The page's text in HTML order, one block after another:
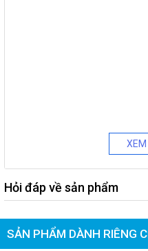
XEM
Hỏi đáp về sản phẩm
SẢN PHẨM DÀNH RIÊNG